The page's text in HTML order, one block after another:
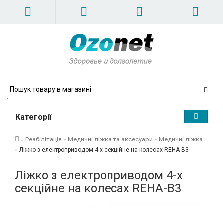
Категорії
Реабілітація Медичні ліжка та аксесуари Медичні ліжка
Ліжко з електроприводом 4-х секційне на колесах REHA-B3
Ліжко з електроприводом 4-х
секційне на колесах REHA-B3